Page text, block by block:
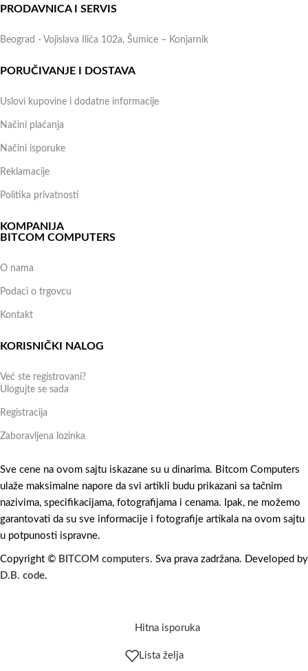
PRODAVNICA I SERVIS
Beograd - Vojislava Ilića 102a, Šumice – Konjarnik
PORUČIVANJE I DOSTAVA
Uslovi kupovine i dodatne informacije
Načini plaćanja
Načini isporuke
Reklamacije
Politika privatnosti
KOMPANIJA
BITCOM COMPUTERS
O nama
Podaci o trgovcu
Kontakt
KORISNIČKI NALOG
Već ste registrovani?
Ulogujte se sada
Registracija
Zaboravljena lozinka
Sve cene na ovom sajtu iskazane su u dinarima. Bitcom Computers
ulaže maksimalne napore da svi artikli budu prikazani sa tačnim
nazivima, specifikacijama, fotografijama i cenama. Ipak, ne možemo
garantovati da su sve informacije i fotografije artikala na ovom sajtu
u potpunosti ispravne.
Copyright © BITCOM computers. Sva prava zadržana. Developed by
D.B. code.
Hitna isporuka
Lista želja